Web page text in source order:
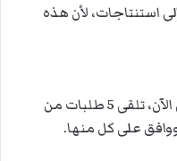
استنتاجات، لأن هذه
وقال نتنياهو إنه ومنذ ديسمبر وحتى الآن، تلقى 5 طلبات من
على كل منها.